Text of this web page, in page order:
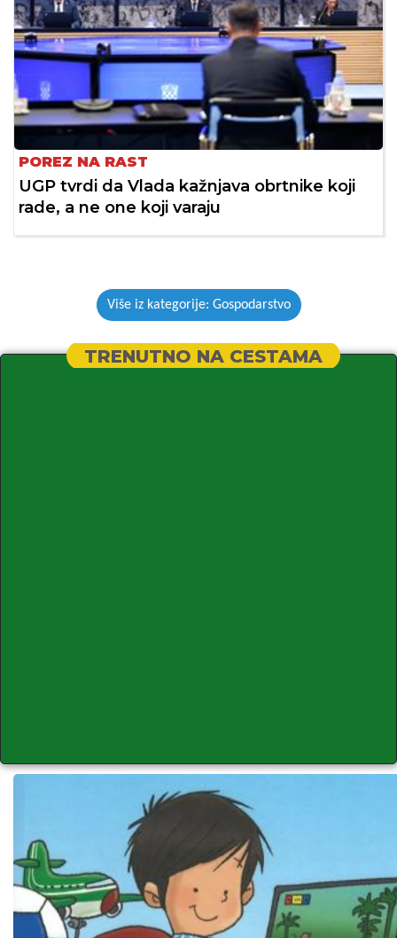
POREZ NA RAST
UGP tvrdi da Vlada kažnjava obrtnike koji
rade, a ne one koji varaju
Više iz kategorije: Gospodarstvo
TRENUTNO NA CESTAMA